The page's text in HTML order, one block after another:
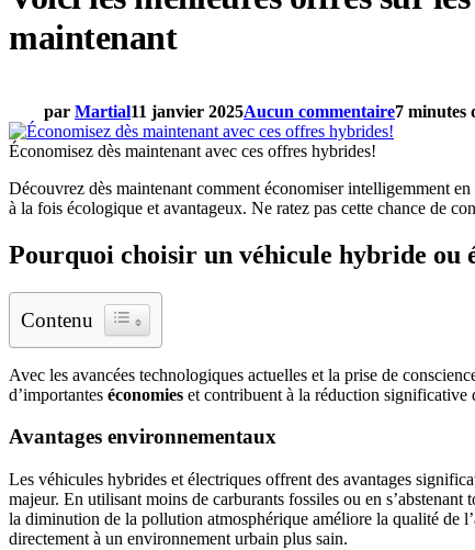
maintenant
par Martial11 janvier 2025Aucun commentaire7 minutes
Économisez dès maintenant avec ces offres hybrides!
Découvrez dès maintenant comment économiser intelligemment
à la fois écologique et avantageux. Ne ratez pas cette chance de
Pourquoi choisir un véhicule hybride ou
Contenu
Avec les avancées technologiques actuelles et la prise de
d’importantes économies et contribuent à la réduction significative
Avantages environnementaux
Les véhicules hybrides et électriques offrent des avantages
majeur. En utilisant moins de carburants fossiles ou en
la diminution de la pollution atmosphérique améliore la qualité de
directement à un environnement urbain plus sain.